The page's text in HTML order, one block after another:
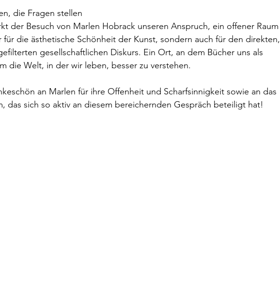
die Fragen stellen
der Besuch von Marlen Hobrack unseren Anspruch, ein offener Raum
für die ästhetische Schönheit der Kunst, sondern auch für den direkten,
gesellschaftlichen Diskurs. Ein Ort, an dem Bücher uns als
die Welt, in der wir leben, besser zu verstehen.
an Marlen für ihre Offenheit und Scharfsinnigkeit sowie an das
das sich so aktiv an diesem bereichernden Gespräch beteiligt hat!